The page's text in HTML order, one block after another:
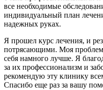
все необходимые
индивидуальный план
надежных руках.
Я прошел курс лечения, и
потрясающими. Моя
себя намного лучше. Я
за их профессионализм и
рекомендую эту клинику
Спасибо еще раз за вашу